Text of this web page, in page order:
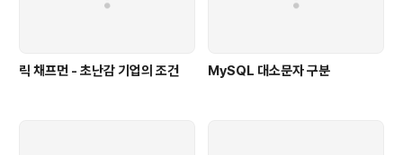
릭 채프먼 - 초난감 기업의 조건 MySQL 대소문자 구분